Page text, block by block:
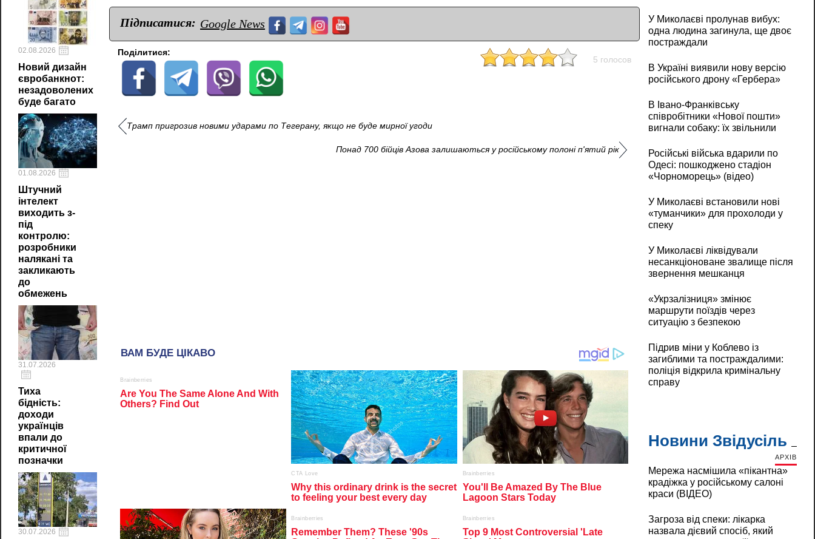
02.08.2026
Новий дизайн
євробанкнот:
незадоволених
буде багато
01.08.2026
Штучний
інтелект
виходить з-
під
контролю:
розробники
налякані та
закликають
до
обмежень
31.07.2026
Тиха
бідність:
доходи
українців
впали до
критичної
позначки
30.07.2026
Підписатися: Google News
Поділитися:
5 голосов
Трамп пригрозив новими ударами по Тегерану, якщо не буде мирної угоди
Понад 700 бійців Азова залишаються у російському полоні п'ятий рік
У Миколаєві пролунав вибух:
одна людина загинула, ще двоє
постраждали
В Україні виявили нову версію
російського дрону «Гербера»
В Івано-Франківську
співробітники «Нової пошти»
вигнали собаку: їх звільнили
Російські війська вдарили по
Одесі: пошкоджено стадіон
«Чорноморець» (відео)
У Миколаєві встановили нові
«туманчики» для прохолоди у
спеку
У Миколаєві ліквідували
несанкціоноване звалище після
звернення мешканця
«Укрзалізниця» змінює
маршрути поїздів через
ситуацію з безпекою
Підрив міни у Коблево із
загиблими та постраждалими:
поліція відкрила кримінальну
справу
Новини Звідусіль
АРХІВ
Мережа насмішила «пікантна»
крадіжка у російському салоні
краси (ВІДЕО)
Загроза від спеки: лікарка
назвала дієвий спосіб, який